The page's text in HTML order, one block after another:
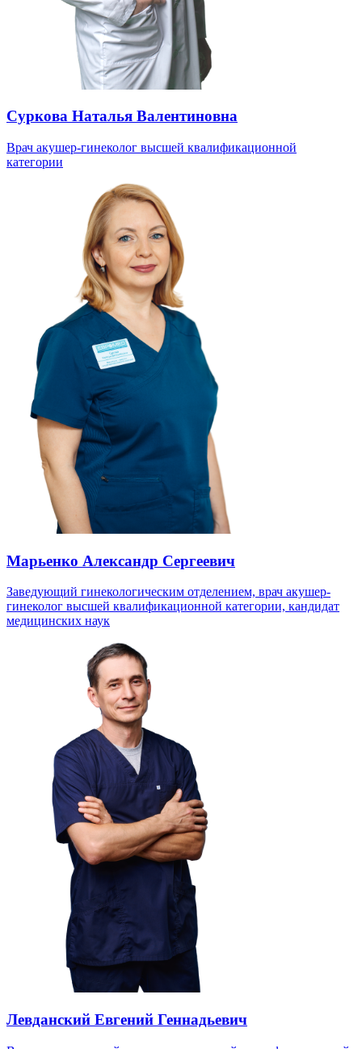
Суркова Наталья Валентиновна
Врач акушер-гинеколог высшей квалификационной
категории
Марьенко Александр Сергеевич
Заведующий гинекологическим отделением, врач акушер-
гинеколог высшей квалификационной категории, кандидат
медицинских наук
Левданский Евгений Геннадьевич